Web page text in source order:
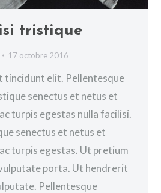
tristique
17 octobre 2016
tincidunt elit. Pellentesque
senectus et netus et
turpis egestas nulla facilisi.
senectus et netus et
turpis egestas. Ut pretium
porta. Ut hendrerit
Pellentesque